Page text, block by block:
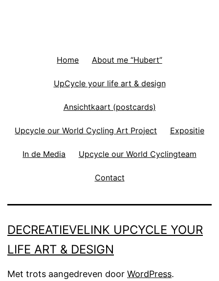
Home About me “Hubert”
UpCycle your life art & design
Ansichtkaart (postcards)
Upcycle our World Cycling Art Project Expositie
In de Media Upcycle our World Cyclingteam
Contact
DECREATIEVELINK UPCYCLE YOUR
LIFE ART & DESIGN
Met trots aangedreven door WordPress.